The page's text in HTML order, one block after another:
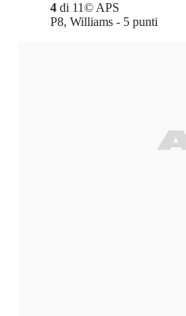
4 di 11© APS
P8, Williams - 5 punti